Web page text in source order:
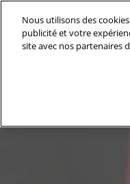
au
contenu
Nous utilisons des
publicité et votre
site avec nos partenaires